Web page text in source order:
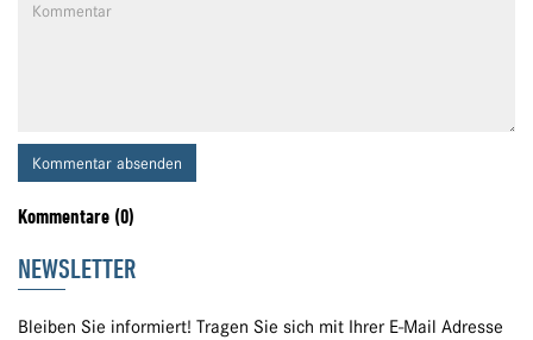
Kommentar absenden
Kommentare (0)
NEWSLETTER
Bleiben Sie informiert! Tragen Sie sich mit Ihrer E-Mail Adresse